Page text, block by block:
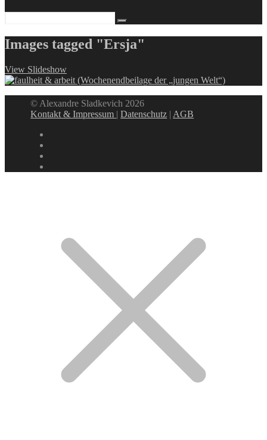
Images tagged "Ersja"
View Slideshow
© Alexandre Sladkevich 2026
Kontakt & Impressum |Datenschutz | AGB